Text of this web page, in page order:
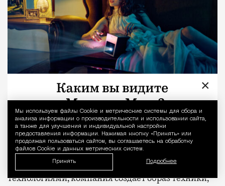
Уведомление
Мы используем файлы Сookie и метрические системы для сбора и
анализа информации о производительности и использовании сайта,
а также для улучшения и индивидуальной настройки
предоставления информации. Нажимая кнопку «Принять» или
продолжая пользоваться сайтом, вы соглашаетесь на обработку
файлов Cookie и данных метрических систем.
Принять Подробнее
Таким образом, рекламная кампания
«Технопарка» показывает, что коммуникация
бренда может выходить далеко за пределы
демонстрации товаров. Используя контраст
между историческим наследием и современными
технологиями, компания создает образ техники,
×